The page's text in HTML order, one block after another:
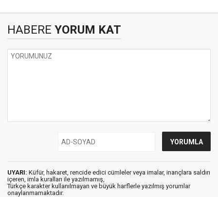
HABERE YORUM KAT
UYARI: Küfür, hakaret, rencide edici cümleler veya imalar, inançlara saldırı
içeren, imla kuralları ile yazılmamış,
Türkçe karakter kullanılmayan ve büyük harflerle yazılmış yorumlar
onaylanmamaktadır.